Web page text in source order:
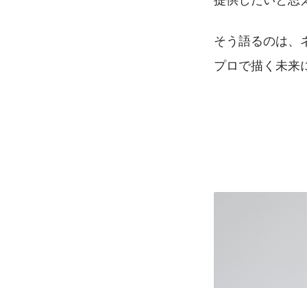
そう語るのは、
プロで描く未来